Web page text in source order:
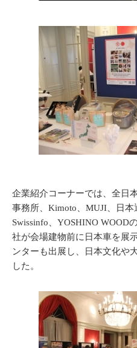
企業紹介コーナーでは、全日
事務所、Kimoto、MUJI、日本
Swissinfo、YOSHINO WOOD
社が会場建物前に日本車を展
ンターも出展し、日本文化や
した。